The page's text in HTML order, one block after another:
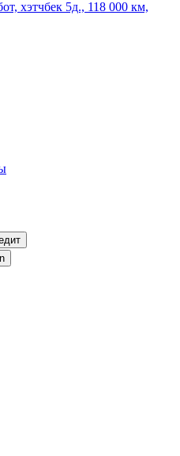
хэтчбек 5д., 118 000 км,